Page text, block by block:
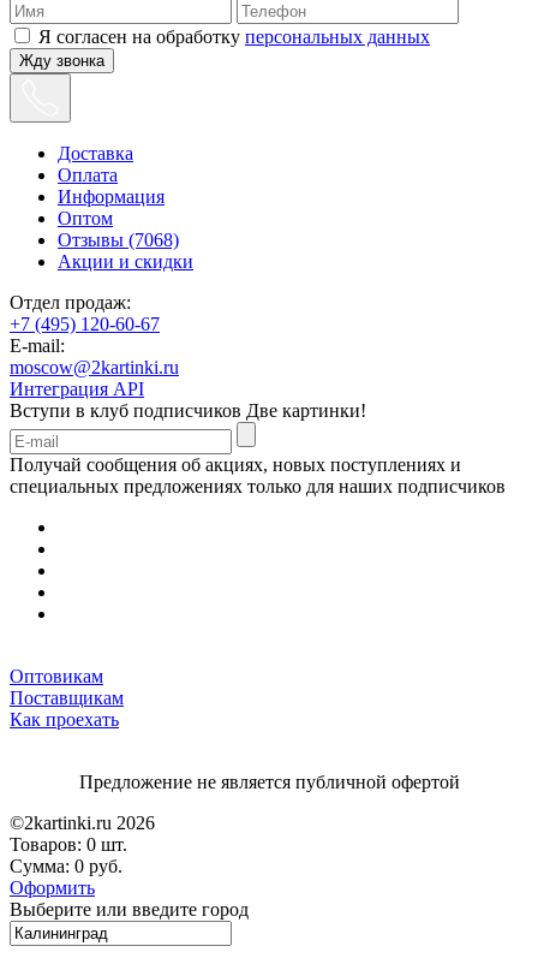
Я согласен на обработку персональных данных
Жду звонка
Доставка
Оплата
Информация
Оптом
Отзывы (7068)
Акции и скидки
Отдел продаж:
+7 (495) 120-60-67
E-mail:
moscow@2kartinki.ru
Интеграция API
Вступи в клуб подписчиков Две картинки!
Получай сообщения об акциях, новых поступлениях и
специальных предложениях только для наших подписчиков
Оптовикам
Поставщикам
Как проехать
Предложение не является публичной офертой
©2kartinki.ru 2026
Товаров: 0 шт.
Сумма: 0 руб.
Оформить
Выберите или введите город